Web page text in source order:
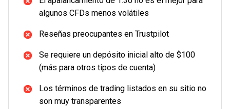
algunos CFDs menos volátiles
Reseñas preocupantes en Trustpilot
Se requiere un depósito inicial alto de $100
(más para otros tipos de cuenta)
Los términos de trading listados en su sitio no
son muy transparentes